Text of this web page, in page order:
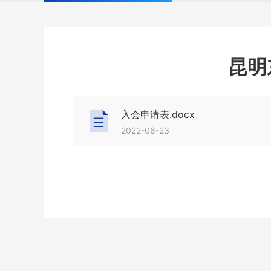
昆
入会申请表.docx
2022-06-23